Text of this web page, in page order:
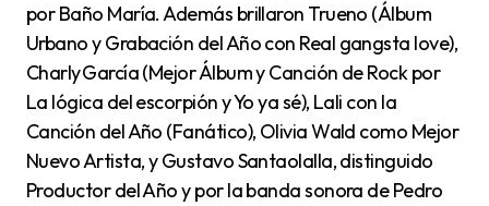
por Baño María. Además brillaron Trueno (Álbum
Urbano y Grabación del Año con Real gangsta love),
Charly García (Mejor Álbum y Canción de Rock por
La lógica del escorpión y Yo ya sé), Lali con la
Canción del Año (Fanático), Olivia Wald como Mejor
Nuevo Artista, y Gustavo Santaolalla, distinguido
Productor del Año y por la banda sonora de Pedro